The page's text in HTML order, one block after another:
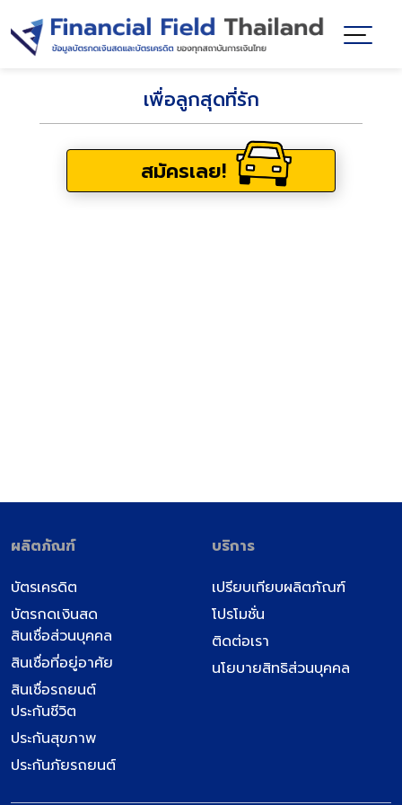
เพื่อลูกสุดที่รัก
สมัครเลย!
ผลิตภัณฑ์
บัตรเครดิต
บัตรกดเงินสด
สินเชื่อส่วนบุคคล
สินเชื่อที่อยู่อาศัย
สินเชื่อรถยนต์
ประกันชีวิต
ประกันสุขภาพ
ประกันภัยรถยนต์
บริการ
เปรียบเทียบผลิตภัณฑ์
โปรโมชั่น
ติดต่อเรา
นโยบายสิทธิส่วนบุคคล